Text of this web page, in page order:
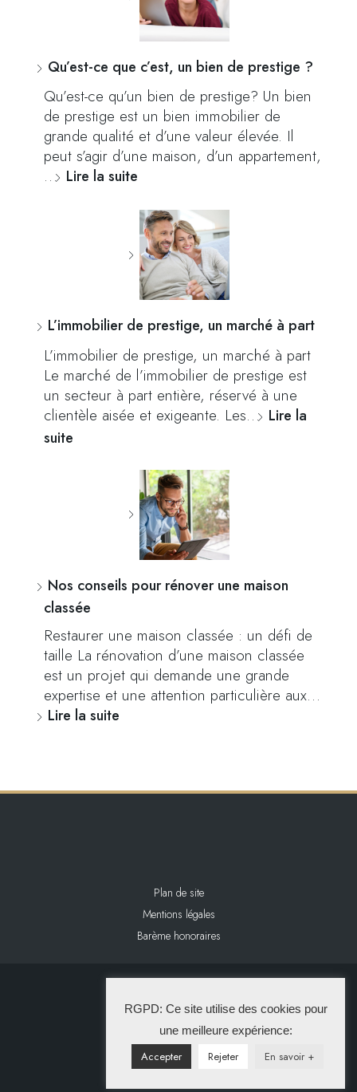
Qu’est-ce que c’est, un bien de prestige ?
Qu’est-ce qu’un bien de prestige? Un bien
de prestige est un bien immobilier de
grande qualité et d’une valeur élevée. Il
peut s’agir d’une maison, d’un appartement,
… Lire la suite
L’immobilier de prestige, un marché à part
L’immobilier de prestige, un marché à part
Le marché de l’immobilier de prestige est
un secteur à part entière, réservé à une
clientèle aisée et exigeante. Les… Lire la
suite
Nos conseils pour rénover une maison
classée
Restaurer une maison classée : un défi de
taille La rénovation d’une maison classée
est un projet qui demande une grande
expertise et une attention particulière aux…
Lire la suite
Plan de site
Mentions légales
Barème honoraires
La Solution Immo
RGPD: Ce site utilise des cookies pour
une meilleure expérience:
Accepter Rejeter En savoir +